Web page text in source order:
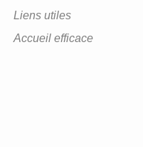
Liens utiles
Accueil efficace